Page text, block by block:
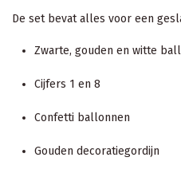
De set bevat alles voor een
Zwarte, gouden en witte
Cijfers 1 en 8
Confetti ballonnen
Gouden decoratiegordijn